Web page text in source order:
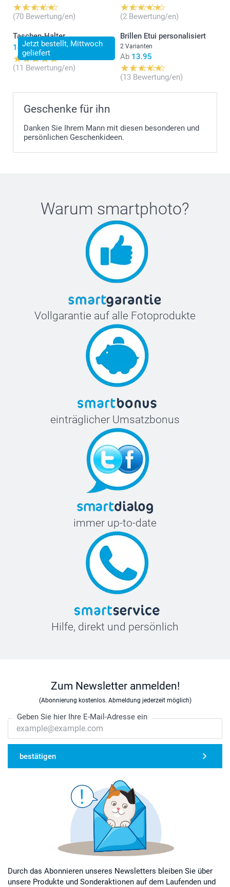
(70 Bewertung/en) (2 Bewertung/en)
Jetzt bestellt, Mittwoch
geliefert
Taschen-Halter
14.95
(11 Bewertung/en)
Brillen Etui personalisiert
2 Varianten
Ab 13.95
(13 Bewertung/en)
Geschenke für ihn
Danken Sie Ihrem Mann mit diesen besonderen und
persönlichen Geschenkideen.
Warum smartphoto?
Vollgarantie auf alle Fotoprodukte
einträglicher Umsatzbonus
immer up-to-date
Hilfe, direkt und persönlich
Zum Newsletter anmelden!
(Abonnierung kostenlos. Abmeldung jederzeit möglich)
Geben Sie hier Ihre E-Mail-Adresse ein
bestätigen
Durch das Abonnieren unseres Newsletters bleiben Sie über
unsere Produkte und Sonderaktionen auf dem Laufenden und